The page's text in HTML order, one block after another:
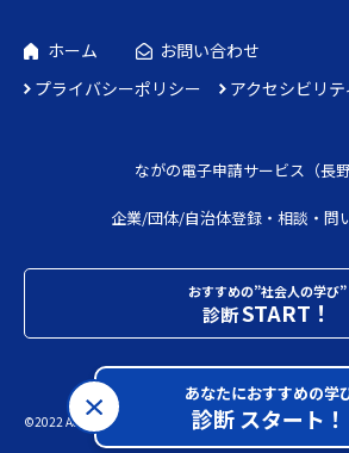
ホーム
お問い合わせ
プライバシーポリシー
アクセシビリ
ながの電子申請サービス（長野
企業/団体/自治体登録・相談・問
おすすめの”社会人の学び”
診断START！
©2022 Adecco. All Rights Reserved.
あなたにおすすめの学
診断 スタート！